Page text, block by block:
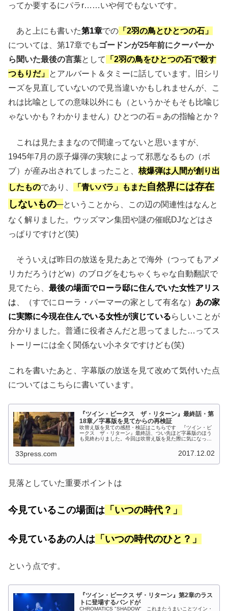
ってか要するにパラr……いや何でもないです。
あと上にも書いた第1章での 「2羽の鳥とひとつの石」
については、第17章でも ゴードンが25年前にクーパーか
ら聞いた最後の言葉として
「2羽の鳥をひとつの石で殺す
つもりだ」 とアルバート＆タミーに話しています。旧シリ
ーズを見直していないので見当違いかもしれませんが、こ
れは比喩としての意味以外にも（というかそもそも比喩じ
ゃないかも？わかりません）ひとつの石＝あの指輪とか？
これは見たままなので間違ってないと思いますが、
1945年7月の原子爆弾の実験によって邪悪なるもの（ボ
ブ）が産み出されてしまったこと、 核爆弾は 人間が創り出
したものであり、 「青いバラ」もまた自然界には存在
しないもの─ということから、この辺の関連性はなんと
なく解りました。ウッズマン集団や謎の催眠DJなどはさ
っぱりですけど(笑)
そういえば昨日の放送を見たあとで海外（つってもアメ
リカだろうけどw）のブログをむちゃくちゃな自動翻訳で
見てたら、 最後の場面でローラ邸に住んでいた女性アリス
は 、（すでにローラ・パーマーの家として有名な） あの家
に実際に今現在住んでいる女性が演じているらしいことが
分かりました。普通に役者さんだと思ってました…ってス
トーリーには全く関係ない小ネタですけども(笑)
これを書いたあと、字幕版の放送を見て改めて気付いた点
についてはこちらに書いています。
『ツイン・ピークス ザ・リターン』最終話・第
18章／字幕版を見てからの再検証
吹替え版を見ての感想・検証はこちらです 『ツイン・ピ
ークス ザ・リターン』最終話、つい先ほど字幕版のほう
も見終わりました。今回は吹替え版を見た際に気になって
33press.com 2017.12.02
見落としていた重要ポイントは
今見ているこの場面は 「いつの時代？」
今見ているあの人は 「いつの時代のひと？」
という点です。
『ツイン・ピークス ザ・リターン』第2章のラス
トに登場するバンドが
CHROMATICS "SHADOW" これまたうまいことツイン・